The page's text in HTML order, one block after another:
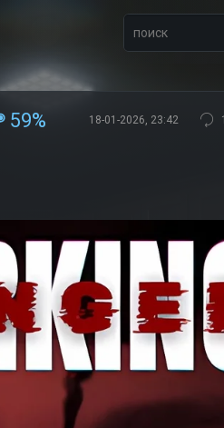
59% 18-01-2026, 23:42